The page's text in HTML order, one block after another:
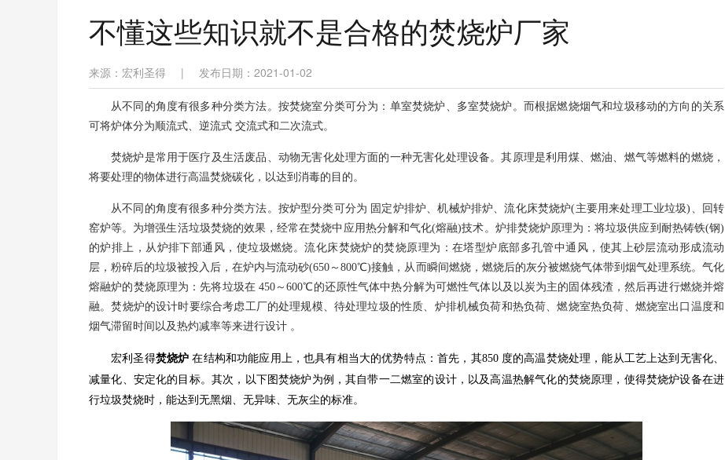
不懂这些知识就不是合格的焚烧炉厂家
来源：宏利圣得 | 发布日期：2021-01-02
从不同的角度有很多种分类方法。按焚烧室分类可分为：单室焚烧炉、多室焚烧炉。而根据燃烧烟气和垃圾移动的方向的关系
可将炉体分为顺流式、逆流式 交流式和二次流式。
焚烧炉是常用于医疗及生活废品、动物无害化处理方面的一种无害化处理设备。其原理是利用煤、燃油、燃气等燃料的燃烧，
将要处理的物体进行高温焚烧碳化，以达到消毒的目的。
从不同的角度有很多种分类方法。按炉型分类可分为 固定炉排炉、机械炉排炉、流化床焚烧炉(主要用来处理工业垃圾)、回转
窑炉等。为增强生活垃圾焚烧的效果，经常在焚烧中应用热分解和气化(熔融)技术。炉排焚烧炉原理为：将垃圾供应到耐热铸铁(钢)
的炉排上，从炉排下部通风，使垃圾燃烧。流化床焚烧炉的焚烧原理为：在塔型炉底部多孔管中通风，使其上砂层流动形成流动
层，粉碎后的垃圾被投入后，在炉内与流动砂(650～800℃)接触，从而瞬间燃烧，燃烧后的灰分被燃烧气体带到烟气处理系统。气化
熔融炉的焚烧原理为：先将垃圾在 450～600℃的还原性气体中热分解为可燃性气体以及以炭为主的固体残渣，然后再进行燃烧并熔
融。焚烧炉的设计时要综合考虑工厂的处理规模、待处理垃圾的性质、炉排机械负荷和热负荷、燃烧室热负荷、燃烧室出口温度和
烟气滞留时间以及热灼减率等来进行设计 。
宏利圣得焚烧炉 在结构和功能应用上，也具有相当大的优势特点：首先，其850 度的高温焚烧处理，能从工艺上达到无害化、
减量化、 安定化的目标。其次，以下图焚烧炉为例，其自带一二燃室的设计，以及高温热解气化的焚烧原理，使得焚烧炉设备在进
行垃圾焚烧时，能达到无黑烟、无异味、无灰尘的标准。